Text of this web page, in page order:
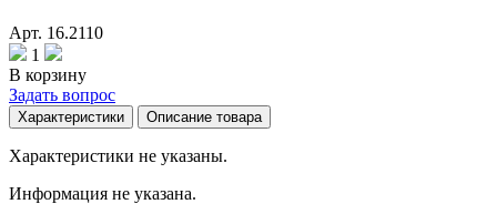
Арт. 16.2110
1
В корзину
Задать вопрос
Характеристики Описание товара
Характеристики не указаны.
Информация не указана.